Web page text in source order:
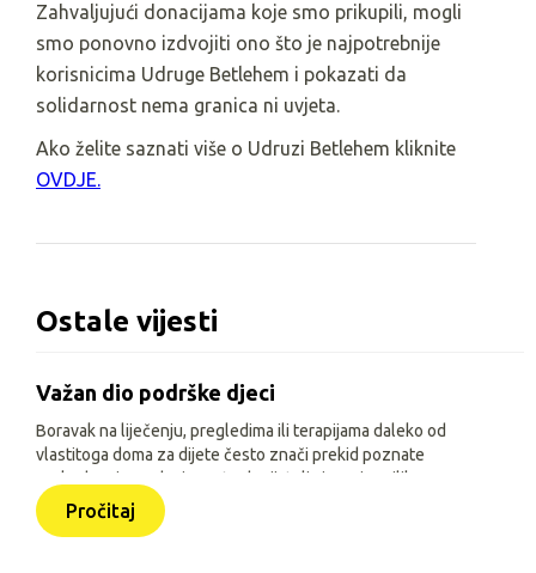
Zahvaljujući donacijama koje smo prikupili, mogli
smo ponovno izdvojiti ono što je najpotrebnije
korisnicima Udruge Betlehem i pokazati da
solidarnost nema granica ni uvjeta.
Ako želite saznati više o Udruzi Betlehem kliknite
OVDJE.
Ostale vijesti
Važan dio podrške djeci
Boravak na liječenju, pregledima ili terapijama daleko od
vlastitoga doma za dijete često znači prekid poznate
svakodnevice, odvojenost od prijatelja i manje prilika za
igru, učenje i druženje. Zato je, uz siguran smještaj i
osnovne životne uvjete, važno djeci omogućiti sadržaje
Pročitaj